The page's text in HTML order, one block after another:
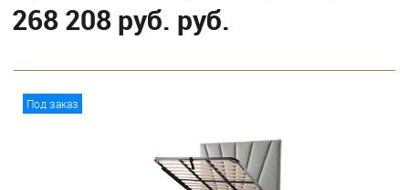
268 208 руб. руб.
С классическим подъемным механизмом
Под заказ